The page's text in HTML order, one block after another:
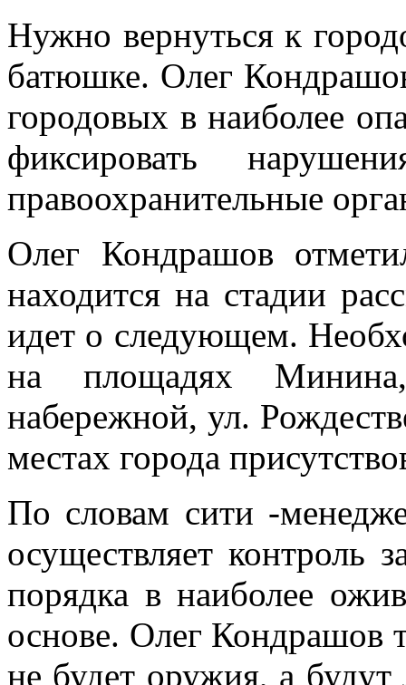
Нужно вернуться к
батюшке. Олег
городовых в наиболее
фиксировать
правоохранительные
Олег Кондрашов
находится на стадии
идет о следующем.
на площадях Минина,
набережной, ул.
местах города
По словам сити -
осуществляет контроль
порядка в наиболее
основе. Олег Кондрашов
не будет оружия, а